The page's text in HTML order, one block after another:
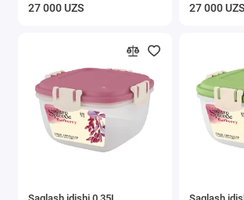
27 000 UZS 27 000 UZS